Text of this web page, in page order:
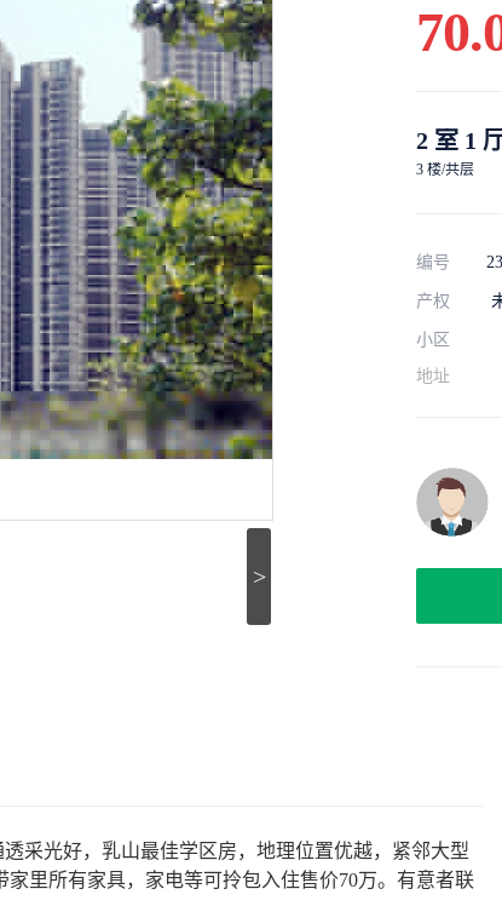
>
2 室 1
3 楼/共层
编号
产权
小区
地址
采光好，乳山最佳学区房，地理位置优越，紧邻大型
里所有家具，家电等可拎包入住售价70万。有意者联